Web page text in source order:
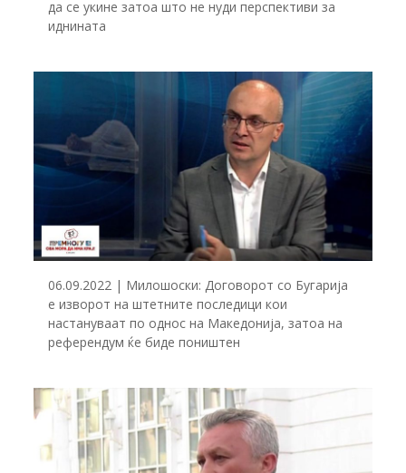
да се укине затоа што не нуди перспективи за
иднината
06.09.2022 | Милошоски: Договорот со Бугарија
е изворот на штетните последици кои
настануваат по однос на Македонија, затоа на
референдум ќе биде поништен